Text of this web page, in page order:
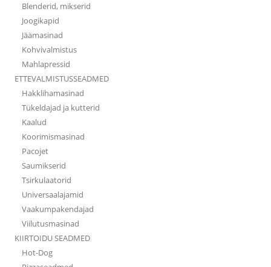
Blenderid, mikserid
Joogikapid
Jäämasinad
Kohvivalmistus
Mahlapressid
ETTEVALMISTUSSEADMED
Hakklihamasinad
Tükeldajad ja kutterid
Kaalud
Koorimismasinad
Pacojet
Saumikserid
Tsirkulaatorid
Universaalajamid
Vaakumpakendajad
Viilutusmasinad
KIIRTOIDU SEADMED
Hot-Dog